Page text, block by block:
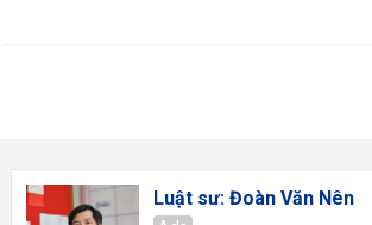
Luật sư: Đoàn Văn Nên